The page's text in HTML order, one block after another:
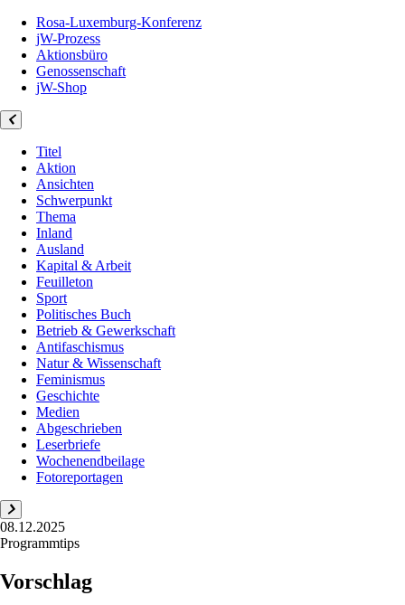
Rosa-Luxemburg-Konferenz
jW-Prozess
Aktionsbüro
Genossenschaft
jW-Shop
Titel
Aktion
Ansichten
Schwerpunkt
Thema
Inland
Ausland
Kapital & Arbeit
Feuilleton
Sport
Politisches Buch
Betrieb & Gewerkschaft
Antifaschismus
Natur & Wissenschaft
Feminismus
Geschichte
Medien
Abgeschrieben
Leserbriefe
Wochenendbeilage
Fotoreportagen
08.12.2025
Programmtips
Vorschlag